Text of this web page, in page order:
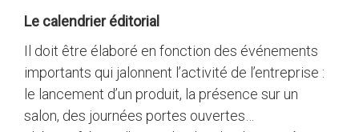
Le calendrier éditorial
Il doit être élaboré en fonction des événements
importants qui jalonnent l’activité de l’entreprise :
le lancement d’un produit, la présence sur un
salon, des journées portes ouvertes…